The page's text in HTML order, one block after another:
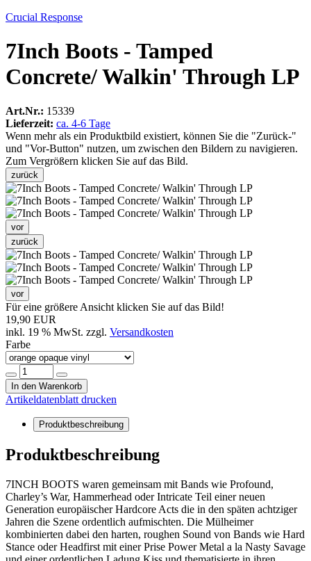
Crucial Response
7Inch Boots - Tamped
Concrete/ Walkin' Through LP
Art.Nr.: 15339
Lieferzeit: ca. 4-6 Tage
Wenn mehr als ein Produktbild existiert, können Sie die "Zurück-"
und "Vor-Button" nutzen, um zwischen den Bildern zu navigieren.
Zum Vergrößern klicken Sie auf das Bild.
zurück
vor
zurück
vor
Für eine größere Ansicht klicken Sie auf das Bild!
19,90 EUR
inkl. 19 % MwSt. zzgl. Versandkosten
Farbe
In den Warenkorb
Artikeldatenblatt drucken
Produktbeschreibung
Produktbeschreibung
7INCH BOOTS waren gemeinsam mit Bands wie Profound,
Charley’s War, Hammerhead oder Intricate Teil einer neuen
Generation europäischer Hardcore Acts die in den späten achtziger
Jahren die Szene ordentlich aufmischten. Die Mülheimer
kombinierten dabei den harten, roughen Sound von Bands wie Hard
Stance oder Headfirst mit einer Prise Power Metal a la Nasty Savage